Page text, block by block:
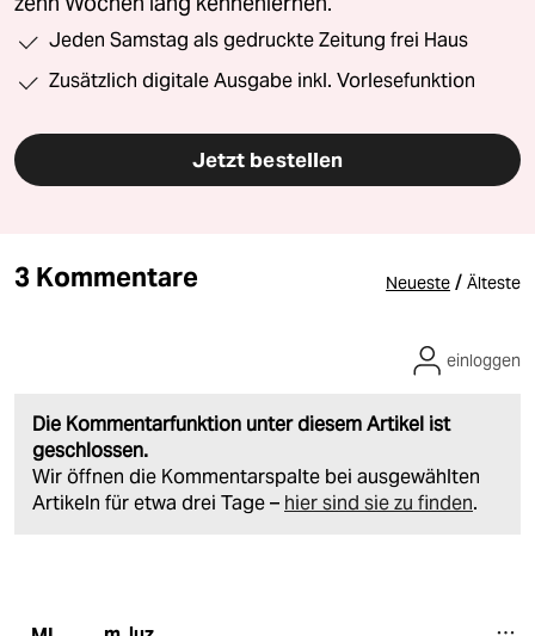
Jeden Samstag als gedruckte Zeitung frei Haus
Zusätzlich digitale Ausgabe inkl. Vorlesefunktion
Jetzt bestellen
3 Kommentare Neueste / Älteste
Die Kommentarfunktion unter diesem Artikel ist
geschlossen.
Wir öffnen die Kommentarspalte bei ausgewählten
Artikeln für etwa drei Tage – hier sind sie zu finden.
einloggen